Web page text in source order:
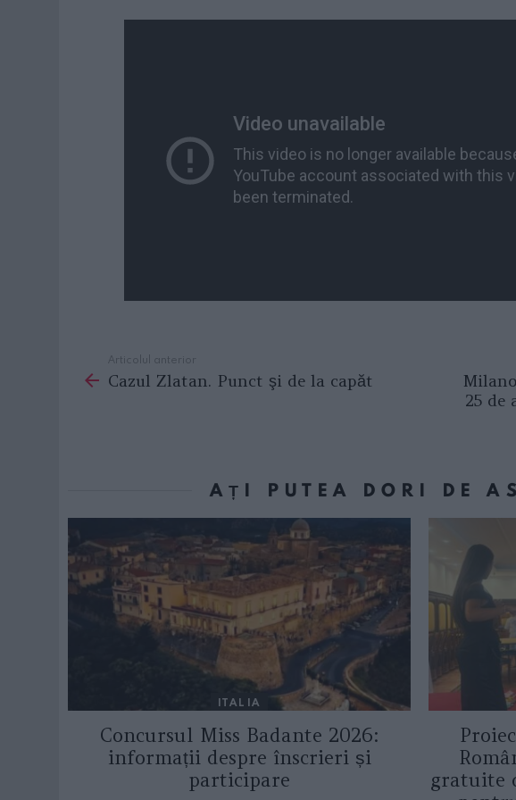
more
Articolul anterior
Cazul Zlatan. Punct şi de la capăt
25 de
AȚI PUTEA DORI DE
ITALIA
Concursul Miss Badante 2026:
informații despre înscrieri și
participare
gratuite